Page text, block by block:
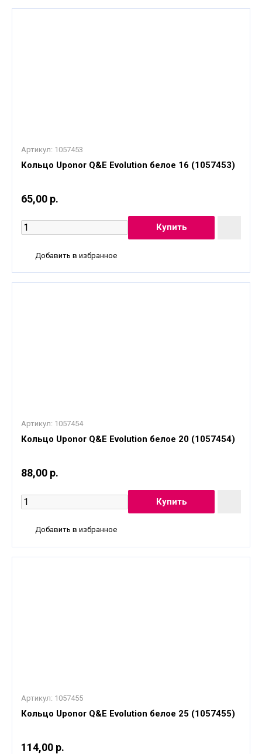
Артикул: 1057453
Кольцо Uponor Q&E Evolution белое 16 (1057453)
65,00 р.
Добавить в избранное
Артикул: 1057454
Кольцо Uponor Q&E Evolution белое 20 (1057454)
88,00 р.
Добавить в избранное
Артикул: 1057455
Кольцо Uponor Q&E Evolution белое 25 (1057455)
114,00 р.